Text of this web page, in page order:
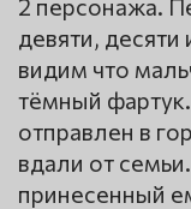
девяти,
видим что
тёмный
отправлен в
вдали от
принесенный